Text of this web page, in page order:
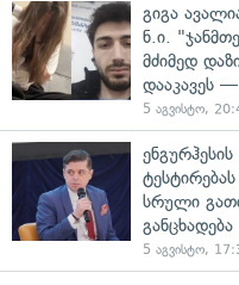
გიგა
ნ.ი.
მძიმედ
დააკავეს
5 აგვისტო,
სრული
განცხადება
5 აგვისტო,